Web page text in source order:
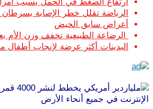
الرياضة تقلل خطر الإصابة
أعراض سابق الحيض
الرضاعة الطبيعية تخفف وزن الأم
البدينات أكثر عرضة لإنجاب أطفال